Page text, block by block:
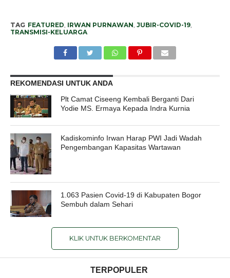
TAG FEATURED IRWAN PURNAWAN JUBIR-COVID-19,
TRANSMISI-KELUARGA
REKOMENDASI UNTUK ANDA
Plt Camat Ciseeng Kembali Berganti Dari
Yodie MS. Ermaya Kepada Indra Kurnia
Kadiskominfo Irwan Harap PWI Jadi Wadah
Pengembangan Kapasitas Wartawan
1.063 Pasien Covid-19 di Kabupaten Bogor
Sembuh dalam Sehari
KLIK UNTUK BERKOMENTAR
TERPOPULER